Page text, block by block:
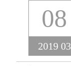
08
2019 03